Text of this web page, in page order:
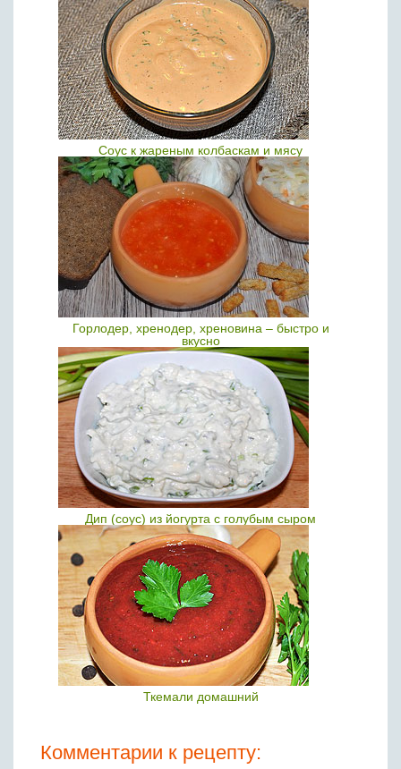
Соус к жареным колбаскам и мясу
Горлодер, хренодер, хреновина – быстро и
вкусно
Дип (соус) из йогурта с голубым сыром
Ткемали домашний
Комментарии к рецепту: